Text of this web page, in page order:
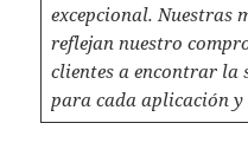
excepcional. Nuestras
reflejan nuestro
clientes a encontrar la
para cada aplicación